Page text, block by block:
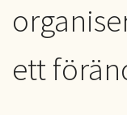
OM OSS
KONTAKT
ett